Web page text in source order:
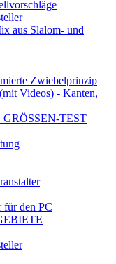
aus Slalom- und
Zwiebelprinzip
(mit Videos) - Kanten,
TEST
für den PC